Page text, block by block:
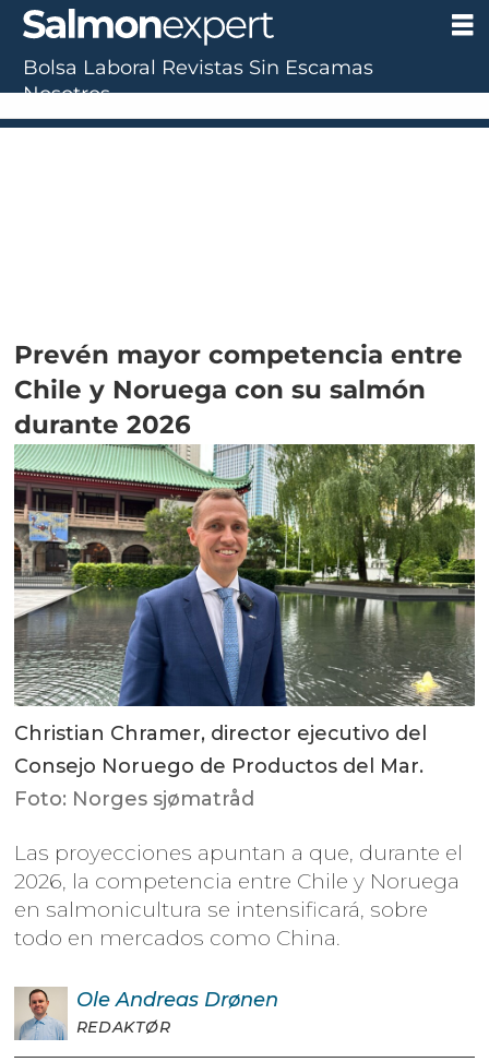
Prevén mayor competencia entre
Chile y Noruega con su salmón
durante 2026
Christian Chramer, director ejecutivo del
Consejo Noruego de Productos del Mar.
Foto: Norges sjømatråd
Las proyecciones apuntan a que, durante el
2026, la competencia entre Chile y Noruega
en salmonicultura se intensificará, sobre
todo en mercados como China.
Ole Andreas Drønen
REDAKTØR
Bolsa Laboral Revistas Sin Escamas
Nosotros